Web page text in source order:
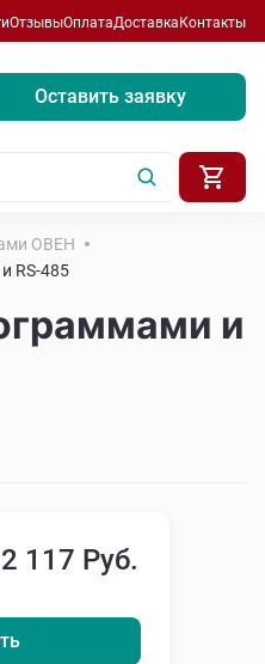
ОтзывыОплатаДоставка Контакты
Оставить заявку
ОВЕН
RS-485
и
117 Руб.